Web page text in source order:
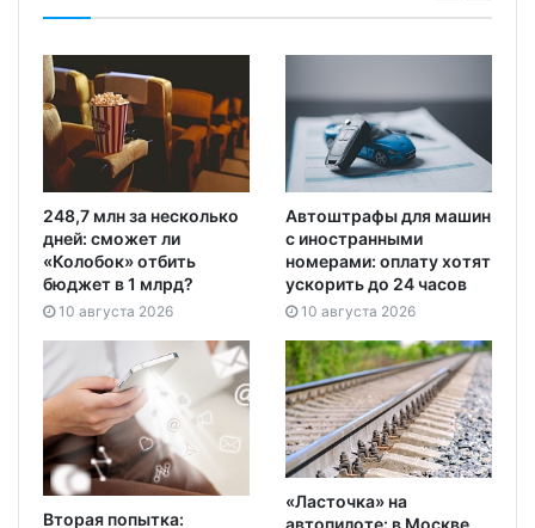
248,7 млн за несколько
дней: сможет ли
«Колобок» отбить
бюджет в 1 млрд?
10 августа 2026
Автоштрафы для машин
с иностранными
номерами: оплату хотят
ускорить до 24 часов
10 августа 2026
Вторая попытка:
«Ласточка» на
автопилоте: в Москве